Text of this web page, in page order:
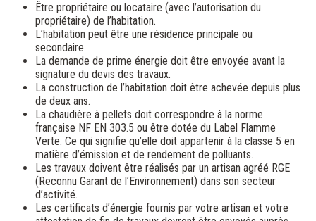
Être propriétaire ou locataire (avec l’autorisation du
propriétaire) de l’habitation.
L’habitation peut être une résidence principale ou
secondaire.
La demande de prime énergie doit être envoyée avant la
signature du devis des travaux.
La construction de l’habitation doit être achevée depuis plus
de deux ans.
La chaudière à pellets doit correspondre à la norme
française NF EN 303.5 ou être dotée du Label Flamme
Verte. Ce qui signifie qu’elle doit appartenir à la classe 5 en
matière d’émission et de rendement de polluants.
Les travaux doivent être réalisés par un artisan agréé RGE
(Reconnu Garant de l’Environnement) dans son secteur
d’activité.
Les certificats d’énergie fournis par votre artisan et votre